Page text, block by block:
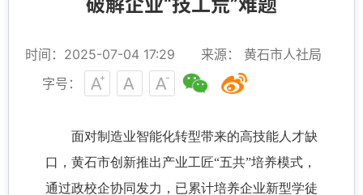
时间：2025-07-04 17:29
来源： 黄石市人社局
字号：
面对制造业智能化转型带来的高技能人才缺
口，黄石市创新推出产业工匠“五共”培养模式，
通过政校企协同发力，已累计培养企业新型学徒